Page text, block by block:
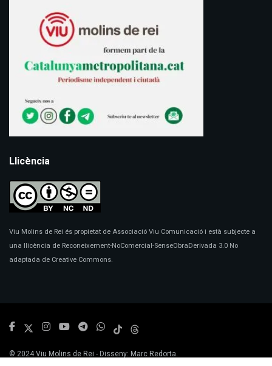
Llicència
Viu Molins de Rei és propietat de Associació Viu Comunicació i està subjecte a
una llicència de Reconeixement-NoComercial-SenseObraDerivada 3.0 No
adaptada de Creative Commons.
© 2024Viu Molins de Rei - Disseny: Marc Redorta.